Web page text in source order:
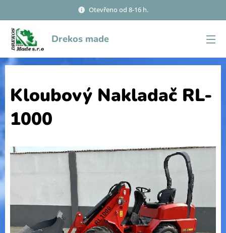
Otevřeno od 8-16 h.
Drekos made
Kloubový Nakladač RL-
1000